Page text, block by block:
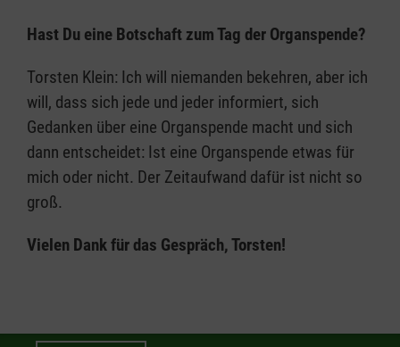
Hast Du eine Botschaft zum Tag der Organspende?
Torsten Klein: Ich will niemanden bekehren, aber ich
will, dass sich jede und jeder informiert, sich
Gedanken über eine Organspende macht und sich
dann entscheidet: Ist eine Organspende etwas für
mich oder nicht. Der Zeitaufwand dafür ist nicht so
groß.
Vielen Dank für das Gespräch, Torsten!